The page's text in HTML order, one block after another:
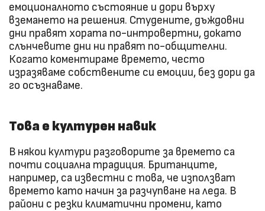
емоционалното състояние и дори върху
вземането на решения. Студените, дъждовни
дни правят хората по-интровертни, докато
слънчевите дни ни правят по-общителни.
Когато коментираме времето, често
изразяваме собствените си емоции, без дори да
го осъзнаваме.
Това е културен навик
В някои култури разговорите за времето са
почти социална традиция. Британците,
например, са известни с това, че използват
времето като начин за разчупване на леда. В
райони с резки климатични промени, като